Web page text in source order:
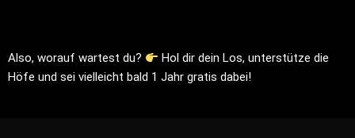
Also, worauf wartest du?
Hol dir dein Los, unterstütze die
Höfe und sei vielleicht bald 1 Jahr gratis dabei!